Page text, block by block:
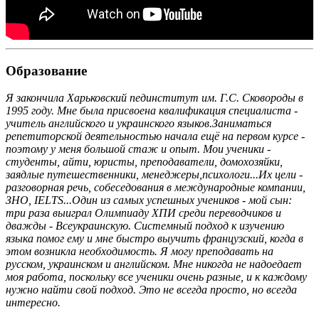
Образование
Я закончила Харьковский пединститут им. Г.С. Сковороды в
1995 году. Мне была присвоена квалификация специалиста -
учитель английского и украинского языков.Заниматься
репетиторской деятельностью начала ещё на первом курсе -
поэтому у меня большой стаж и опыт. Мои ученики -
студенты, айти, юристы, преподаватели, домохозяйки,
заядлые путешественники, менеджеры,психологи...Их цели -
разговорная речь, собеседования в международные компании,
ЗНО, IELTS...Один из самых успешных учеников - мой сын:
три раза выиграл Олимпиаду ХПИ среди переводчиков и
дважды - Всеукраинскую. Системный подход к изучению
языка помог ему и мне быстро выучить французский, когда в
этом возникла необходимость. Я могу преподавать на
русском, украинском и английском. Мне никогда не надоедает
моя работа, поскольку все ученики очень разные, и к каждому
нужно найти свой подход. Это не всегда просто, но всегда
интересно.